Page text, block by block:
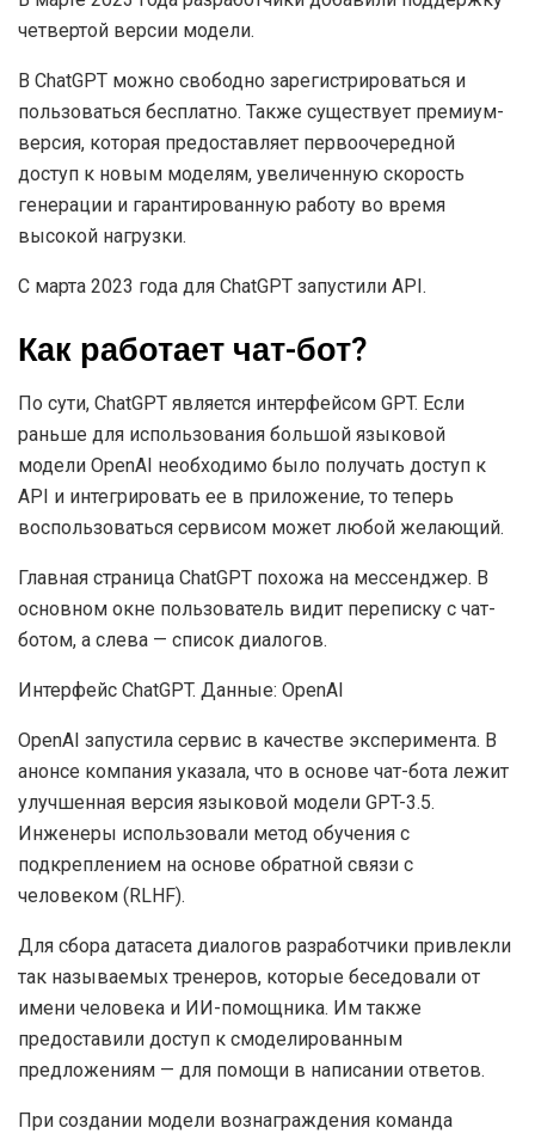
четвертой версии модели.
В ChatGPT можно свободно зарегистрироваться и
пользоваться бесплатно. Также существует премиум-
версия, которая предоставляет первоочередной
доступ к новым моделям, увеличенную скорость
генерации и гарантированную работу во время
высокой нагрузки.
С марта 2023 года для ChatGPT запустили API.
Как работает чат-бот?
По сути, ChatGPT является интерфейсом GPT. Если
раньше для использования большой языковой
модели OpenAI необходимо было получать доступ к
API и интегрировать ее в приложение, то теперь
воспользоваться сервисом может любой желающий.
Главная страница ChatGPT похожа на мессенджер. В
основном окне пользователь видит переписку с чат-
ботом, а слева — список диалогов.
Интерфейс ChatGPT. Данные: OpenAI
OpenAI запустила сервис в качестве эксперимента. В
анонсе компания указала, что в основе чат-бота лежит
улучшенная версия языковой модели GPT-3.5.
Инженеры использовали метод обучения с
подкреплением на основе обратной связи с
человеком (RLHF).
Для сбора датасета диалогов разработчики привлекли
так называемых тренеров, которые беседовали от
имени человека и ИИ-помощника. Им также
предоставили доступ к смоделированным
предложениям — для помощи в написании ответов.
При создании модели вознаграждения команда